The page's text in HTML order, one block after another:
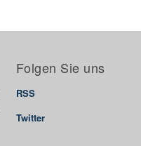
Folgen Sie uns
RSS
Twitter